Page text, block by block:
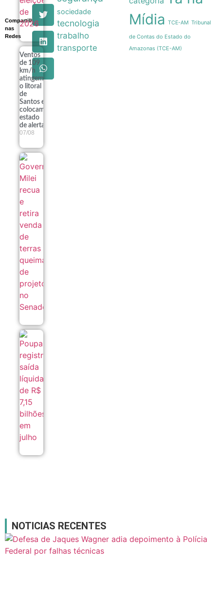
Compartilhe
nas
Redes
Ventos
de 109
km/h
atingem
o litoral
de
Santos e
colocam
estado
de alerta
07/08
sociedade
tecnologia
trabalho
transporte
Mídia TCE-AM Tribunal
de Contas do Estado do
Amazonas (TCE-AM)
NOTICIAS RECENTES